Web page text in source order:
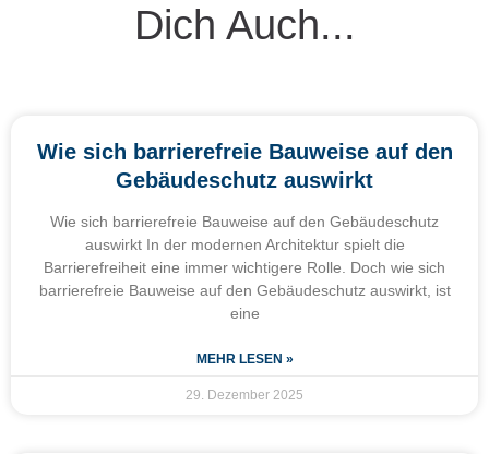
Dich Auch...
Wie sich barrierefreie Bauweise auf den
Gebäudeschutz auswirkt
Wie sich barrierefreie Bauweise auf den Gebäudeschutz
auswirkt In der modernen Architektur spielt die
Barrierefreiheit eine immer wichtigere Rolle. Doch wie sich
barrierefreie Bauweise auf den Gebäudeschutz auswirkt, ist
eine
MEHR LESEN »
29. Dezember 2025